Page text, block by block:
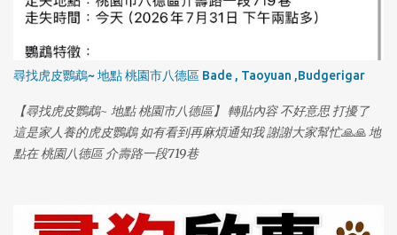
尋找虎皮鸚鵡~ 地點 桃園市八德區 Bade , Taoyuan ,Budgerigar
【尋找虎皮鸚鵡~ 地點 桃園市八德區】 轉貼內容 不好意思 打擾了
這是家人養的虎皮鸚鵡 如有看到再麻煩通知我 謝謝大家幫忙🙏🙏 地
點在 桃園八德區 介壽路一段719巷